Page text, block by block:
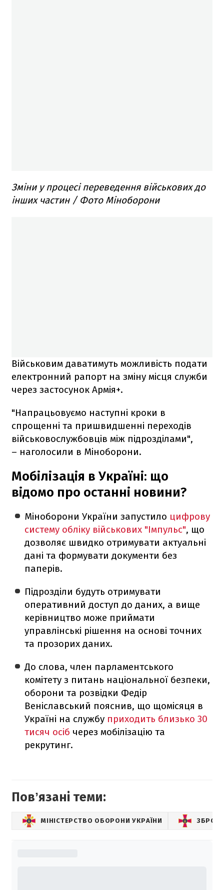
Зміни у процесі переведення військових до
інших частин / Фото Міноборони
Військовим даватимуть можливість подати
електронний рапорт на зміну місця служби
через застосунок Армія+.
"Напрацьовуємо наступні кроки в
спрощенні та пришвидшенні переходів
військовослужбовців між підрозділами",
– наголосили в Міноборони.
Мобілізація в Україні: що
відомо про останні новини?
Міноборони України запустило цифрову
систему обліку військових "Імпульс", що
дозволяє швидко отримувати актуальні
дані та формувати документи без
паперів.
Підрозділи будуть отримувати
оперативний доступ до даних, а вище
керівництво може приймати
управлінські рішення на основі точних
та прозорих даних.
До слова, член парламентського
комітету з питань національної безпеки,
оборони та розвідки Федір
Веніславський пояснив, що щомісяця в
Україні на службу приходить близько 30
тисяч осіб через мобілізацію та
рекрутинг.
Повʼязані теми:
МІНІСТЕРСТВО ОБОРОНИ УКРАЇНИ